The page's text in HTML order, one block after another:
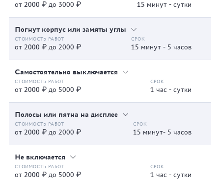
от 2000 ₽ до 3000 ₽ 15 минут - сутки
Погнут корпус или замяты углы
от 2000 ₽ до 2000 ₽ 15 минут - 5 часов
Самостоятельно выключается
от 2000 ₽ до 5000 ₽ 1 час - сутки
Полосы или пятна на дисплее
от 2000 ₽ до 2000 ₽ 15 минут- 5 часов
Не включается
от 2000 ₽ до 5000 ₽ 1 час - сутки